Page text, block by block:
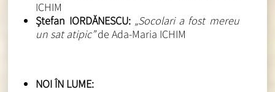
ICHIM
Ștefan IORDĂNESCU: „Socolari a fost mereu
un sat atipic”de Ada-Maria ICHIM
NOI ÎN LUME: